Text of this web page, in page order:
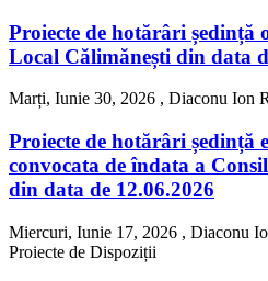
Proiecte de hotărâri
Local Călimănești din data
Marți, Iunie 30, 2026 , Diaconu Ion
Proiecte de hotărâri ședință
convocata de îndata a
din data de 12.06.2026
Miercuri, Iunie 17, 2026 , Diaconu
Proiecte de Dispoziții